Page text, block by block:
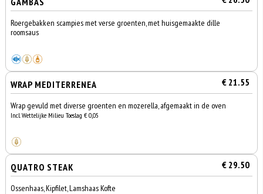
Roergebakken scampies met verse groenten, met huisgemaakte dille
roomsaus
WRAP MEDITERRENEA € 21.55
Wrap gevuld met diverse groenten en mozerella, afgemaakt in de oven
Incl. Wettelijke Milieu Toeslag € 0,05
QUATRO STEAK € 29.50
Ossenhaas, Kipfilet, Lamshaas Kofte